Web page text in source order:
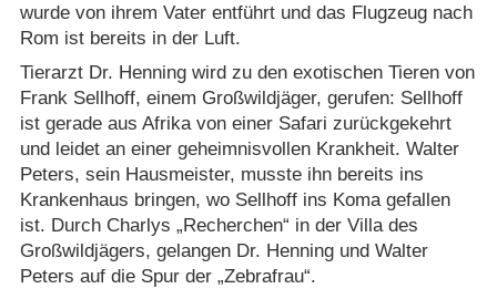
wurde von ihrem Vater entführt und das Flugzeug nach
Rom ist bereits in der Luft.
Tierarzt Dr. Henning wird zu den exotischen Tieren von
Frank Sellhoff, einem Großwildjäger, gerufen: Sellhoff
ist gerade aus Afrika von einer Safari zurückgekehrt
und leidet an einer geheimnisvollen Krankheit. Walter
Peters, sein Hausmeister, musste ihn bereits ins
Krankenhaus bringen, wo Sellhoff ins Koma gefallen
ist. Durch Charlys „Recherchen“ in der Villa des
Großwildjägers, gelangen Dr. Henning und Walter
Peters auf die Spur der „Zebrafrau“.